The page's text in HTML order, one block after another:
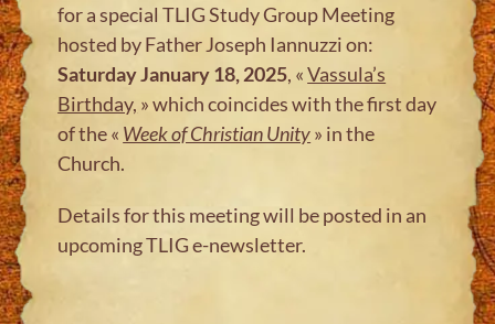
for a special TLIG Study Group Meeting
hosted by Father Joseph Iannuzzi on:
Saturday January 18, 2025, «Vassula’s
Birthday, » which coincides with the first day
of the « Week of Christian Unity» in the
Church.
Details for this meeting will be posted in an
upcoming TLIG e-newsletter.